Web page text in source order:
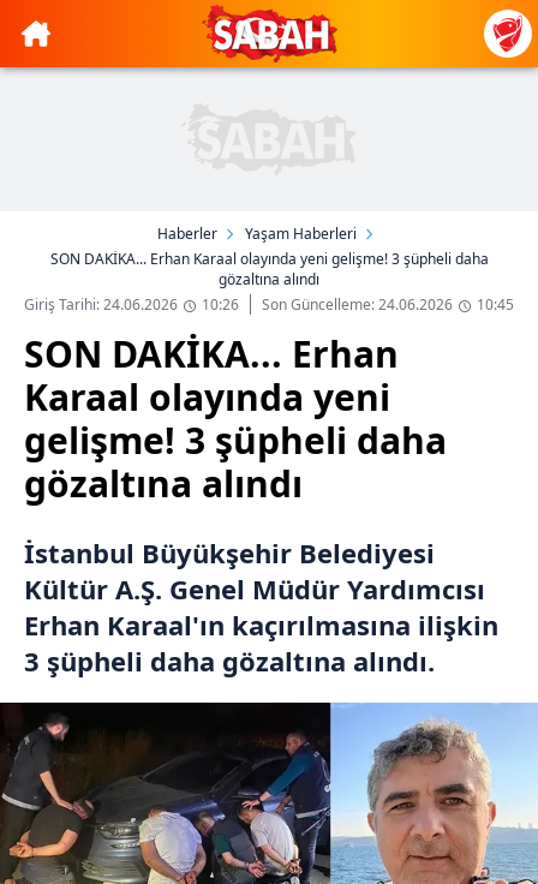
Haberler
Yaşam Haberleri
SON DAKİKA... Erhan Karaal olayında yeni gelişme! 3 şüpheli daha
gözaltına alındı
Giriş Tarihi: 24.06.2026
10:26 Son Güncelleme: 24.06.2026 10:45
SON DAKİKA... Erhan
Karaal olayında yeni
gelişme! 3 şüpheli daha
gözaltına alındı
İstanbul Büyükşehir Belediyesi
Kültür A.Ş. Genel Müdür Yardımcısı
Erhan Karaal'ın kaçırılmasına ilişkin
3 şüpheli daha gözaltına alındı.